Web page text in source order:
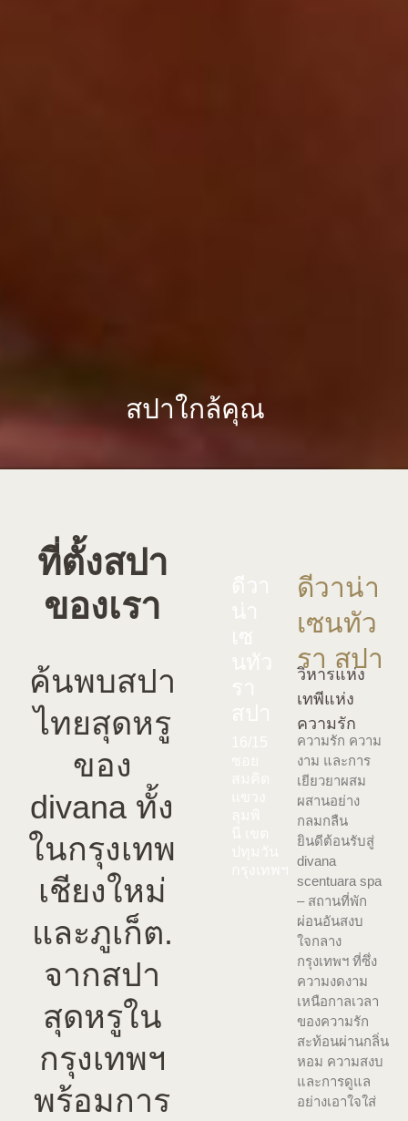
สปาใกล้คุณ
ที่ตั้งสปา
ของเรา
ค้นพบสปา
ไทยสุดหรู
ของ
divana ทั้ง
ในกรุงเทพ
เชียงใหม่
และภูเก็ต.
จากสปา
สุดหรูใน
กรุงเทพฯ
พร้อมการ
ดีวาน่า
เซนทัว
รา สปา
วิหารแห่ง
เทพีแห่ง
ความรัก
ความรัก ความ
งาม และการ
เยียวยาผสม
ผสานอย่าง
กลมกลืน
ยินดีต้อนรับสู่
divana
scentuara spa
– สถานที่พัก
ผ่อนอันสงบ
ใจกลาง
กรุงเทพฯ ที่ซึ่ง
ความงดงาม
เหนือกาลเวลา
ของความรัก
สะท้อนผ่านกลิ่น
หอม ความสงบ
และการดูแล
อย่างเอาใจใส่